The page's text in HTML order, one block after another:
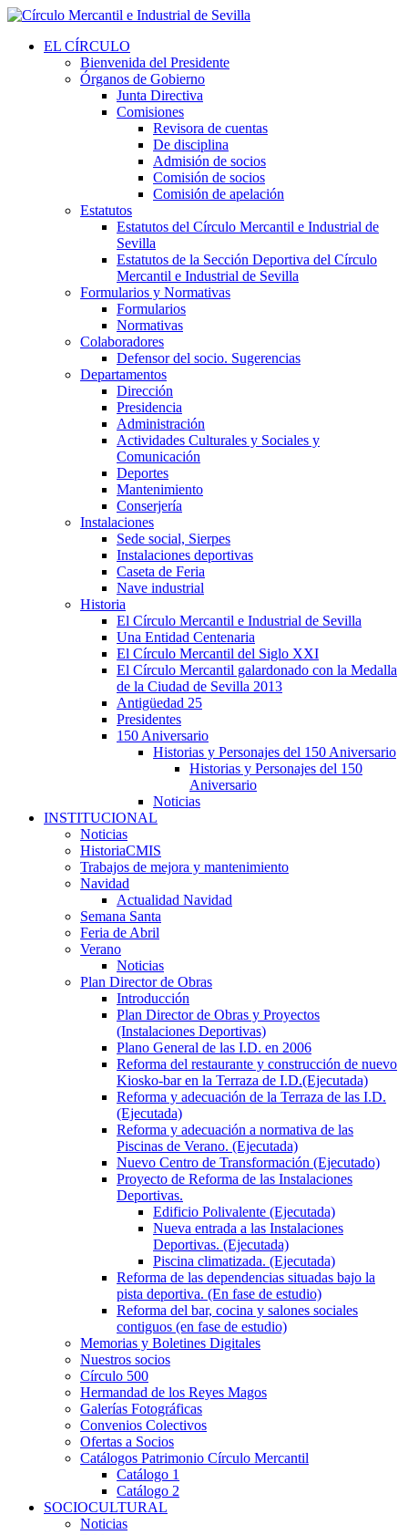
EL CÍRCULO
Bienvenida del Presidente
Órganos de Gobierno
Junta Directiva
Comisiones
Revisora de cuentas
De disciplina
Admisión de socios
Comisión de socios
Comisión de apelación
Estatutos
Estatutos del Círculo Mercantil e Industrial de
Sevilla
Estatutos de la Sección Deportiva del Círculo
Mercantil e Industrial de Sevilla
Formularios y Normativas
Formularios
Normativas
Colaboradores
Defensor del socio. Sugerencias
Departamentos
Dirección
Presidencia
Administración
Actividades Culturales y Sociales y
Comunicación
Deportes
Mantenimiento
Conserjería
Instalaciones
Sede social, Sierpes
Instalaciones deportivas
Caseta de Feria
Nave industrial
Historia
El Círculo Mercantil e Industrial de Sevilla
Una Entidad Centenaria
El Círculo Mercantil del Siglo XXI
El Círculo Mercantil galardonado con la Medalla
de la Ciudad de Sevilla 2013
Antigüedad 25
Presidentes
150 Aniversario
Historias y Personajes del 150 Aniversario
Historias y Personajes del 150
Aniversario
Noticias
INSTITUCIONAL
Noticias
HistoriaCMIS
Trabajos de mejora y mantenimiento
Navidad
Actualidad Navidad
Semana Santa
Feria de Abril
Verano
Noticias
Plan Director de Obras
Introducción
Plan Director de Obras y Proyectos
(Instalaciones Deportivas)
Plano General de las I.D. en 2006
Reforma del restaurante y construcción de nuevo
Kiosko-bar en la Terraza de I.D.(Ejecutada)
Reforma y adecuación de la Terraza de las I.D.
(Ejecutada)
Reforma y adecuación a normativa de las
Piscinas de Verano. (Ejecutada)
Nuevo Centro de Transformación (Ejecutado)
Proyecto de Reforma de las Instalaciones
Deportivas.
Edificio Polivalente (Ejecutada)
Nueva entrada a las Instalaciones
Deportivas. (Ejecutada)
Piscina climatizada. (Ejecutada)
Reforma de las dependencias situadas bajo la
pista deportiva. (En fase de estudio)
Reforma del bar, cocina y salones sociales
contiguos (en fase de estudio)
Memorias y Boletines Digitales
Nuestros socios
Círculo 500
Hermandad de los Reyes Magos
Galerías Fotográficas
Convenios Colectivos
Ofertas a Socios
Catálogos Patrimonio Círculo Mercantil
Catálogo 1
Catálogo 2
SOCIOCULTURAL
Noticias